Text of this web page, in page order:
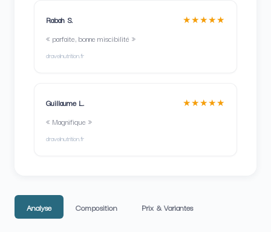
Rabah S. ★★★★★
« parfaite, bonne miscibilité »
dravelnutrition.fr
Guillaume L. ★★★★★
« Magnifique »
dravelnutrition.fr
Analyse Composition Prix & Variantes